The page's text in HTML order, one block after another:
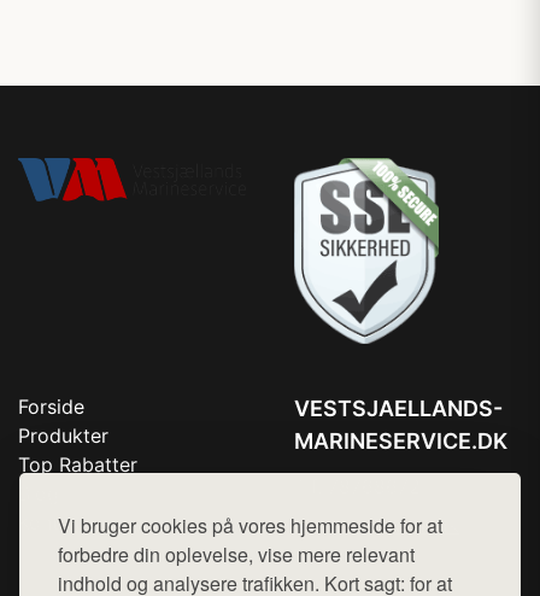
Vi bruger cookies på vores hjemmeside for at
forbedre din oplevelse, vise mere relevant
indhold og analysere trafikken. Kort sagt: for at
Forside
Produkter
Top Rabatter
Kontakt
VESTSJAELLANDS-
MARINESERVICE.DK
Mail:hej@want.dk
Cookie- og privatlivspolitik